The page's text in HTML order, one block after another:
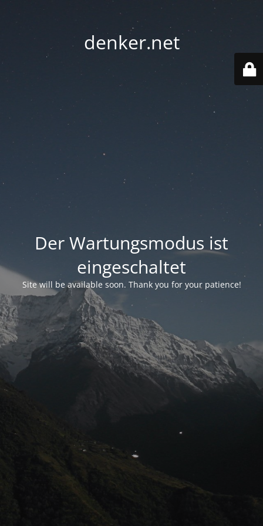
denker.net
Der Wartungsmodus ist
eingeschaltet
Site will be available soon. Thank you for your patience!